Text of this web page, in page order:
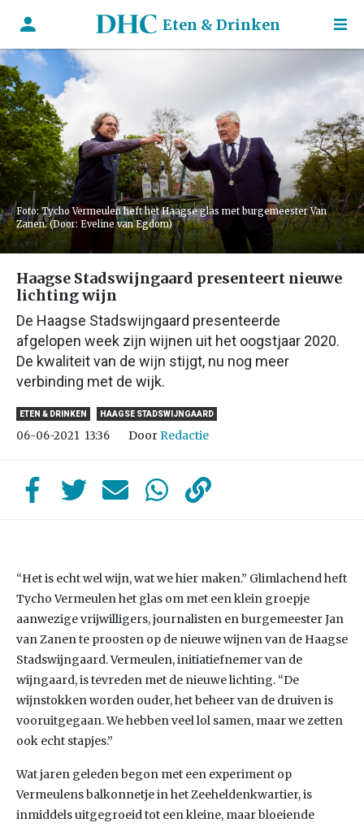
Eten & Drinken
Foto: Tycho Vermeulen heft het Haagse glas met burgemeester Van
Zanen. (Door: Eveline van Egdom)
Haagse Stadswijngaard presenteert nieuwe
lichting wijn
De Haagse Stadswijngaard presenteerde
afgelopen week zijn wijnen uit het oogstjaar 2020.
De kwaliteit van de wijn stijgt, nu nog meer
verbinding met de wijk.
ETEN & DRINKEN HAAGSE STADSWIJNGAARD
06-06-2021 13:36 DoorRedactie
“Het is echt wel wijn, wat we hier maken.” Glimlachend heft
Tycho Vermeulen het glas om met een klein groepje
aanwezige vrijwilligers, journalisten en burgemeester Jan
van Zanen te proosten op de nieuwe wijnen van de Haagse
Stadswijngaard. Vermeulen, initiatiefnemer van de
wijngaard, is tevreden met de nieuwe lichting. “De
wijnstokken worden ouder, het beheer van de druiven is
vooruitgegaan. We hebben veel lol samen, maar we zetten
ook echt stapjes.”
Wat jaren geleden begon met een experiment op
Vermeulens balkonnetje in het Zeeheldenkwartier, is
inmiddels uitgegroeid tot een kleine, maar bloeiende